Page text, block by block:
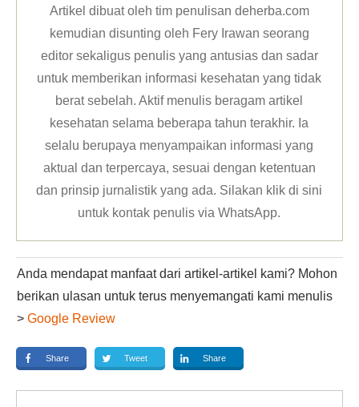
Artikel dibuat oleh tim penulisan deherba.com
kemudian disunting oleh Fery Irawan seorang
editor sekaligus penulis yang antusias dan sadar
untuk memberikan informasi kesehatan yang tidak
berat sebelah. Aktif menulis beragam artikel
kesehatan selama beberapa tahun terakhir. Ia
selalu berupaya menyampaikan informasi yang
aktual dan terpercaya, sesuai dengan ketentuan
dan prinsip jurnalistik yang ada. Silakan klikdi sini
untuk kontak penulis via WhatsApp.
Anda mendapat manfaat dari artikel-artikel kami? Mohon
berikan ulasan untuk terus menyemangati kami menulis
> Google Review
Share Tweet Share